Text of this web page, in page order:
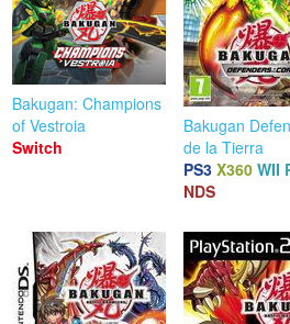
Bakugan: Champions
of Vestroia
Switch
Bakugan
de la Tierra
PS3 X360 WII
NDS